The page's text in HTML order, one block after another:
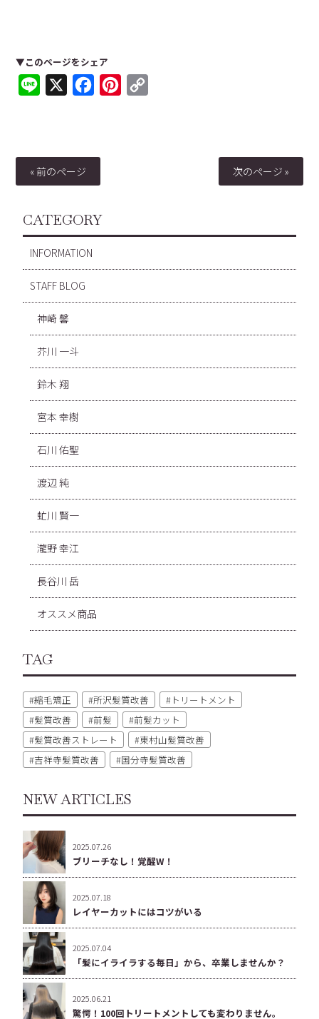
▼このページをシェア
Line FacebookPinterest
« 前のページ 次のページ »
CATEGORY
INFORMATION
STAFF BLOG
神崎 馨
芥川 一斗
鈴木 翔
宮本 幸樹
石川 佑聖
渡辺 純
虻川 賢一
瀧野 幸江
長谷川 岳
オススメ商品
TAG
縮毛矯正 所沢髪質改善
トリートメント
髪質改善
前髪
前髪カット
髪質改善ストレート
東村山髪質改善
吉祥寺髪質改善
国分寺髪質改善
NEW ARTICLES
2025.07.26
ブリーチなし！覚醒W！
2025.07.18
レイヤーカットにはコツがいる
2025.07.04
「髪にイライラする毎日」から、卒業しませんか？
2025.06.21
驚愕！100回トリートメントしても変わりません。